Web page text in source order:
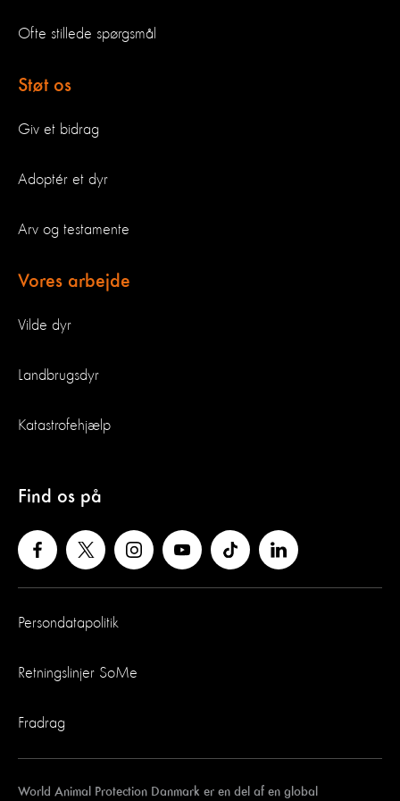
Ofte stillede spørgsmål
Støt os
Giv et bidrag
Adoptér et dyr
Arv og testamente
Vores arbejde
Vilde dyr
Landbrugsdyr
Katastrofehjælp
Find os på
Persondatapolitik
Retningslinjer SoMe
Fradrag
World Animal Protection Danmark er en del af en global